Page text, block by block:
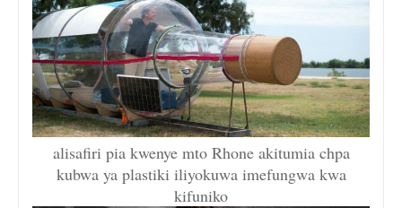
alisafiri pia kwenye mto Rhone akitumia chpa
kubwa ya plastiki iliyokuwa imefungwa kwa
kifuniko